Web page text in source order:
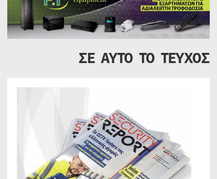
ΣΕ ΑΥΤΟ ΤΟ ΤΕΥΧΟΣ